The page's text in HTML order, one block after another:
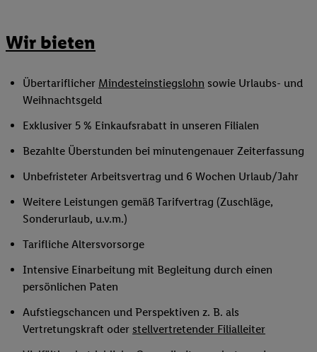
Wir bieten
Übertariflicher Mindesteinstiegslohn sowie Urlaubs- und
Weihnachtsgeld
Exklusiver 5 % Einkaufsrabatt in unseren Filialen
Bezahlte Überstunden bei minutengenauer Zeiterfassung
Unbefristeter Arbeitsvertrag und 6 Wochen Urlaub/Jahr
Weitere Leistungen gemäß Tarifvertrag (Zuschläge,
Sonderurlaub, u.v.m.)
Tarifliche Altersvorsorge
Intensive Einarbeitung mit Begleitung durch einen
persönlichen Paten
Aufstiegschancen und Perspektiven z. B. als
Vertretungskraft oder stellvertretender Filialleiter